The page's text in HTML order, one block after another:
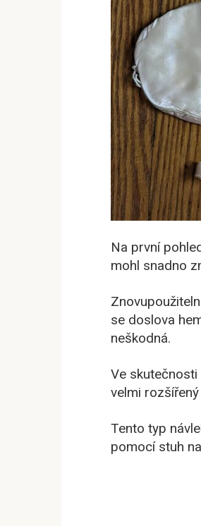
Na první
mohl snadno
se doslova
neškodná.
Ve
velmi
Tento typ
pomocí stuh